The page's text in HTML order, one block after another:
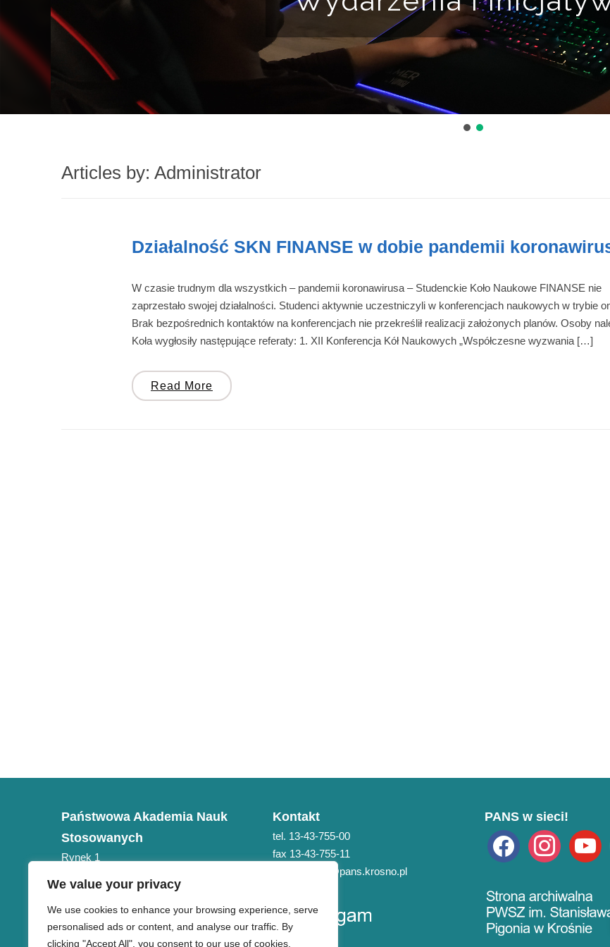
We value your privacy
We use cookies to enhance your browsing experience, serve
personalised ads or content, and analyse our traffic. By
clicking "Accept All", you consent to our use of cookies.
Articles by: Administrator
Działalność SKN FINANSE w dobie pandemii
W czasie trudnym dla wszystkich – pandemii koronawirusa – Studenckie Koło Naukowe FINANSE nie
zaprzestało swojej działalności. Studenci aktywnie uczestniczyli w konferencjach naukowych w trybie
Brak bezpośrednich kontaktów na konferencjach nie przekreślił realizacji założonych planów. Osoby
Koła wygłosiły następujące referaty: 1. XII Konferencja Kół Naukowych „Współczesne wyzwania […]
Read More
Państwowa Akademia Nauk
Stosowanych
Rynek 1
NIP 684-21-75-051
Kontakt
tel. 13-43-755-00
fax 13-43-755-11
e-mail: pans@pans.krosno.pl
PANS w sieci!
facebook instagramyoutube